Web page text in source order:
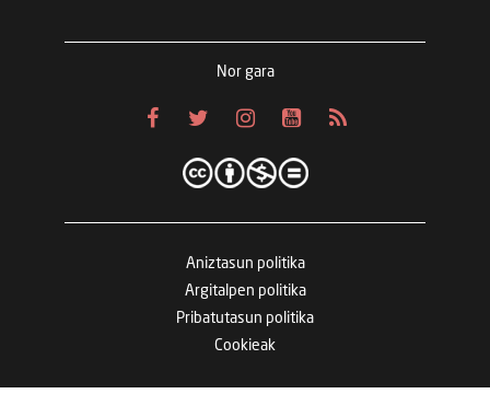
Nor gara
Aniztasun politika
Argitalpen politika
Pribatutasun politika
Cookieak